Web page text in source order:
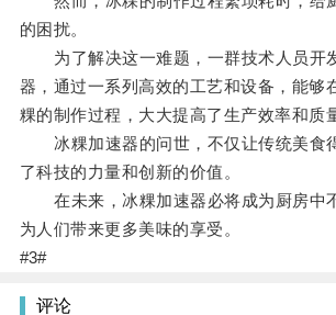
的困扰。
为了解决这一难题，一群技术人员开
器，通过一系列高效的工艺和设备，能够
粿的制作过程，大大提高了生产效率和质
冰粿加速器的问世，不仅让传统美食
了科技的力量和创新的价值。
在未来，冰粿加速器必将成为厨房中
为人们带来更多美味的享受。
#3#
评论